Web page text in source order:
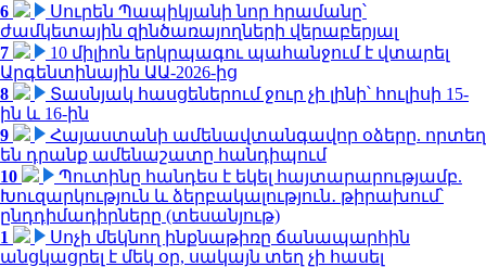
6
Սուրեն Պապիկյանի նոր հրամանը՝
ժամկետային զինծառայողների վերաբերյալ
7
10 միլիոն երկրպագու պահանջում է վտարել
Արգենտինային ԱԱ-2026-ից
8
Տասնյակ հասցեներում ջուր չի լինի՝ հուլիսի 15-
ին և 16-ին
9
Հայաստանի ամենավտանգավոր օձերը. որտեղ
են դրանք ամենաշատը հանդիպում
10
Պուտինը հանդես է եկել հայտարարությամբ.
Խուզարկություն և ձերբակալություն․ թիրախում՝
ընդդիմադիրները (տեսանյութ)
1
Սոչի մեկնող ինքնաթիռը ճանապարհին
անցկացրել է մեկ օր, սակայն տեղ չի հասել